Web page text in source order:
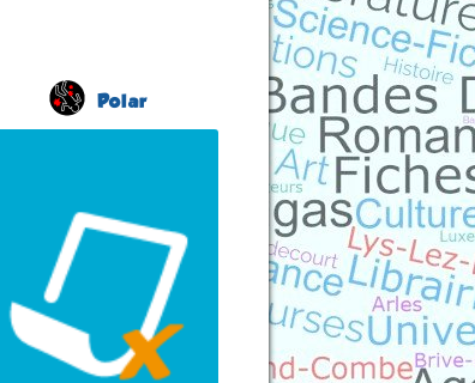
Polar
Salon du Livre Policier
FAOU
(Finistère - France)
du 15 au 16 août 2026
Plus d'informations